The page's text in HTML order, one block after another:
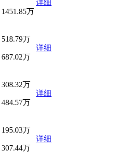
1451.85万
详细
518.79万
687.02万
详细
308.32万
484.57万
详细
195.03万
307.44万
详细